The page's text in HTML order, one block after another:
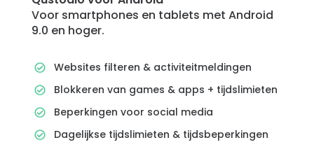
Voor smartphones en tablets met Android
9.0 en hoger.
Websites filteren & activiteitmeldingen
Blokkeren van games & apps + tijdslimieten
Beperkingen voor social media
Dagelijkse tijdslimieten & tijdsbeperkingen